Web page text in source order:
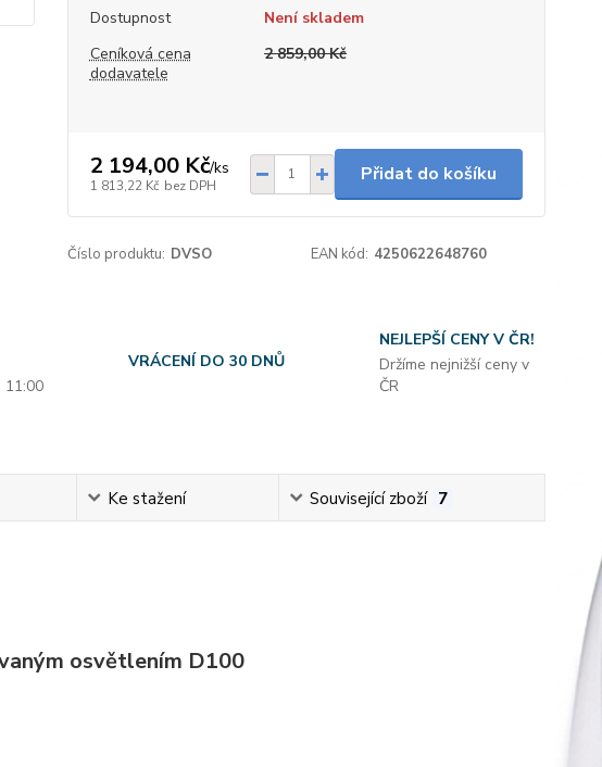
Dostupnost
Není skladem
Ceníková cena
dodavatele
2 859,00 Kč
2 194,00 Kč/ks
1 813,22 Kč bez DPH
Přidat do košíku
Číslo produktu: DVSO EAN kód: 4250622648760
11:00
VRÁCENÍ DO 30 DNŮ
NEJLEPŠÍ CENY V ČR!
Držíme nejnižší ceny v
ČR
Ke stažení Související zboží 7
osvětlením D100